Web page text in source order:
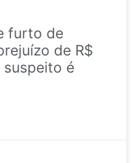
furto de
de R$
suspeito é